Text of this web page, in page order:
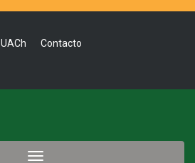
UACh Contacto
Toggle